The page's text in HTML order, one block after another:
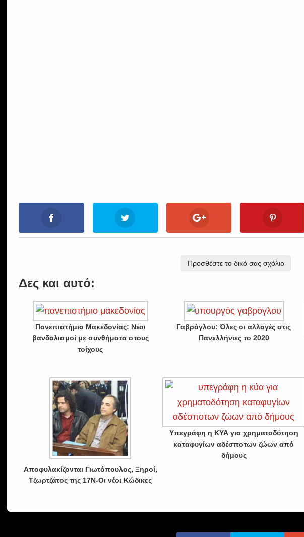
Προσθέστε το δικό σας σχόλιο
Δες και αυτό:
Πανεπιστήμιο Μακεδονίας: Νέοι
βανδαλισμοί με συνθήματα στους
τοίχους
Γαβρόγλου: Όλες οι αλλαγές στις
Πανελλήνιες το 2020
Αποφυλακίζονται Γιωτόπουλος, Ξηροί,
Τζωρτζάτος της 17Ν-Οι νέοι Κώδικες
Υπεγράφη η ΚΥΑ για χρηματοδότηση
καταφυγίων αδέσποτων ζώων από
δήμους